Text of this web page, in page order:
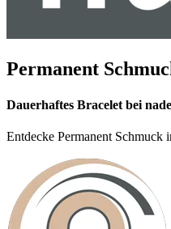
Permanent
Dauerhaftes Bracelet bei
Entdecke Permanent Schmuck